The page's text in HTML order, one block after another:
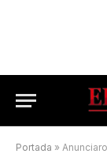
Portada » Anunciaron